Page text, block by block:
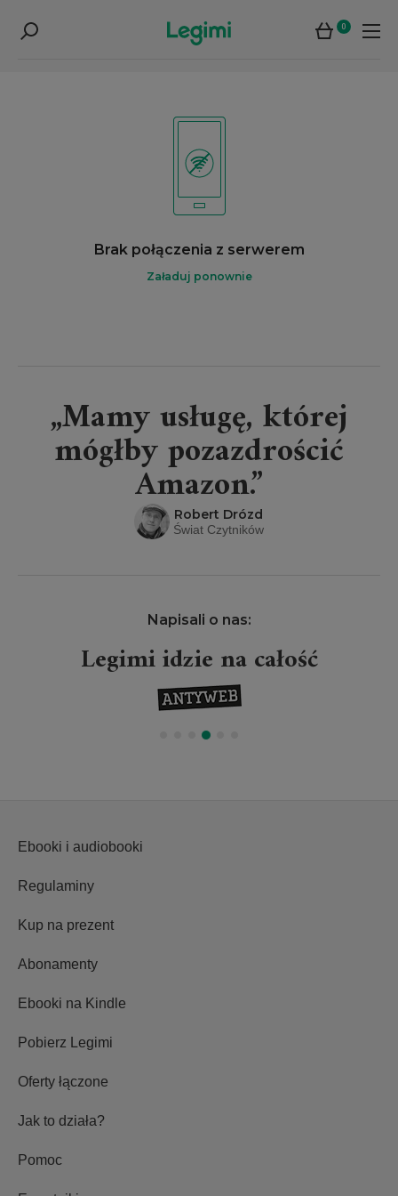
0
Brak połączenia z serwerem
Załaduj ponownie
„Mamy usługę, której
mógłby pozazdrościć
Amazon.”
Robert Drózd
Świat Czytników
Napisali o nas:
Legimi idzie na całość
Ebooki i audiobooki
Regulaminy
Kup na prezent
Abonamenty
Ebooki na Kindle
Pobierz Legimi
Oferty łączone
Jak to działa?
Pomoc